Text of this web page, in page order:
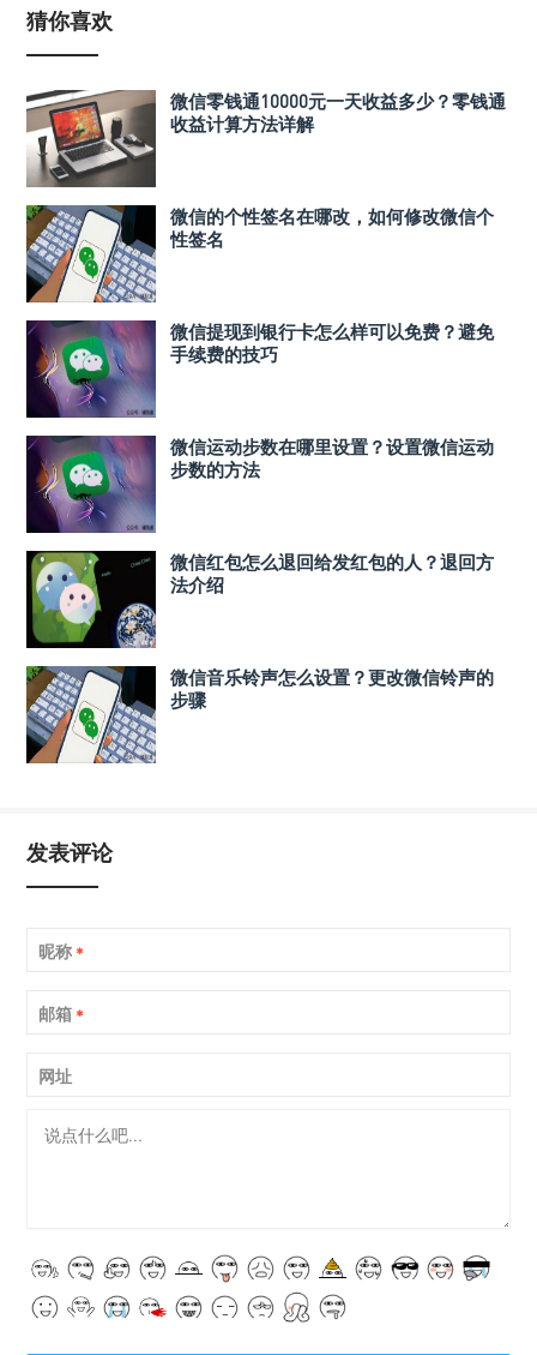
猜你喜欢
微信零钱通10000元一天收益多少？零钱通
收益计算方法详解
微信的个性签名在哪改，如何修改微信个
性签名
微信提现到银行卡怎么样可以免费？避免
手续费的技巧
微信运动步数在哪里设置？设置微信运动
步数的方法
微信红包怎么退回给发红包的人？退回方
法介绍
微信音乐铃声怎么设置？更改微信铃声的
步骤
发表评论
昵称 *
邮箱 *
网址